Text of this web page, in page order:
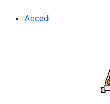
Accedi